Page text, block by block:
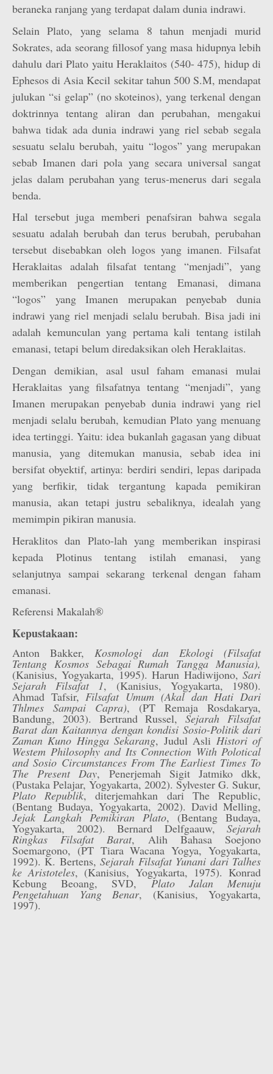
beraneka ranjang yang terdapat dalam dunia indrawi.
Selain Plato, yang selama 8 tahun menjadi murid
Sokrates, ada seorang fillosof yang masa hidupnya lebih
dahulu dari Plato yaitu Heraklaitos (540- 475), hidup di
Ephesos di Asia Kecil sekitar tahun 500 S.M, mendapat
julukan “si gelap” (no skoteinos), yang terkenal dengan
doktrinnya tentang aliran dan perubahan, mengakui
bahwa tidak ada dunia indrawi yang riel sebab segala
sesuatu selalu berubah, yaitu “logos” yang merupakan
sebab Imanen dari pola yang secara universal sangat
jelas dalam perubahan yang terus-menerus dari segala
benda.
Hal tersebut juga memberi penafsiran bahwa segala
sesuatu adalah berubah dan terus berubah, perubahan
tersebut disebabkan oleh logos yang imanen. Filsafat
Heraklaitas adalah filsafat tentang “menjadi”, yang
memberikan pengertian tentang Emanasi, dimana
“logos” yang Imanen merupakan penyebab dunia
indrawi yang riel menjadi selalu berubah. Bisa jadi ini
adalah kemunculan yang pertama kali tentang istilah
emanasi, tetapi belum diredaksikan oleh Heraklaitas.
Dengan demikian, asal usul faham emanasi mulai
Heraklaitas yang filsafatnya tentang “menjadi”, yang
Imanen merupakan penyebab dunia indrawi yang riel
menjadi selalu berubah, kemudian Plato yang menuang
idea tertinggi. Yaitu: idea bukanlah gagasan yang dibuat
manusia, yang ditemukan manusia, sebab idea ini
bersifat obyektif, artinya: berdiri sendiri, lepas daripada
yang berfikir, tidak tergantung kapada pemikiran
manusia, akan tetapi justru sebaliknya, idealah yang
memimpin pikiran manusia.
Heraklitos dan Plato-lah yang memberikan inspirasi
kepada Plotinus tentang istilah emanasi, yang
selanjutnya sampai sekarang terkenal dengan faham
emanasi.
Referensi Makalah®
Kepustakaan:
Anton Bakker, Kosmologi dan Ekologi (Filsafat
Tentang Kosmos Sebagai Rumah Tangga Manusia),
(Kanisius, Yogyakarta, 1995). Harun Hadiwijono, Sari
Sejarah Filsafat 1, (Kanisius, Yogyakarta, 1980).
Ahmad Tafsir, Filsafat Umum (Akal dan Hati Dari
Thlmes Sampai Capra), (PT Remaja Rosdakarya,
Bandung, 2003). Bertrand Russel,Sejarah Filsafat
Barat dan Kaitannya dengan kondisi Sosio-Politik dari
Zaman Kuno Hingga Sekarang, Judul Asli Histori of
Westem Philosophy and Its Connection With Polotical
and Sosio Circumstances From The Earliest Times To
The Present Day, Penerjemah Sigit Jatmiko dkk,
(Pustaka Pelajar, Yogyakarta, 2002). Sylvester G. Sukur,
Plato Republik, diterjemahkan dari The Republic,
(Bentang Budaya, Yogyakarta, 2002). David Melling,
Jejak Langkah Pemikiran Plato, (Bentang Budaya,
Yogyakarta, 2002). Bernard Delfgaauw, Sejarah
Ringkas Filsafat Barat, Alih Bahasa Soejono
Soemargono, (PT Tiara Wacana Yogya, Yogyakarta,
1992). K. Bertens,Sejarah Filsafat Yunani dari Talhes
ke Aristoteles, (Kanisius, Yogyakarta, 1975). Konrad
Kebung Beoang, SVD,Plato Jalan Menuju
Pengetahuan Yang Benar, (Kanisius, Yogyakarta,
1997).